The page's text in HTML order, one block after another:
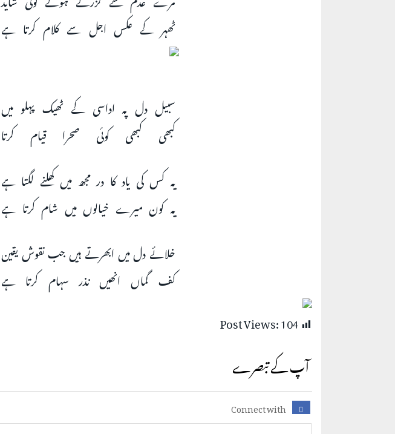
ٹھہر کے عکس اجل سے کلام کرتا ہے
سبیل دل پہ اداسی کے ٹھیک پہلو میں
کبھی کبھی کوئی صحرا قیام کرتا
یہ کس کی یاد کا در مجھ میں کھلنے لگتا ہے
یہ کون میرے خیالوں میں شام کرتا ہے
خلائے دل میں ابھرتے ہیں جب نقوش یقین
کف گماں انھیں نذر سہام کرتا ہے
Post Views:104
آپ کے تبصرے
Connect with